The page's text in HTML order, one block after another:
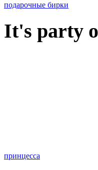
подарочные бирки
It's party
принцесса